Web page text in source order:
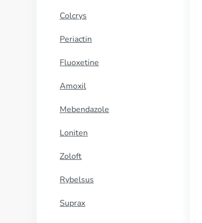
Colcrys
Periactin
Fluoxetine
Amoxil
Mebendazole
Loniten
Zoloft
Rybelsus
Suprax